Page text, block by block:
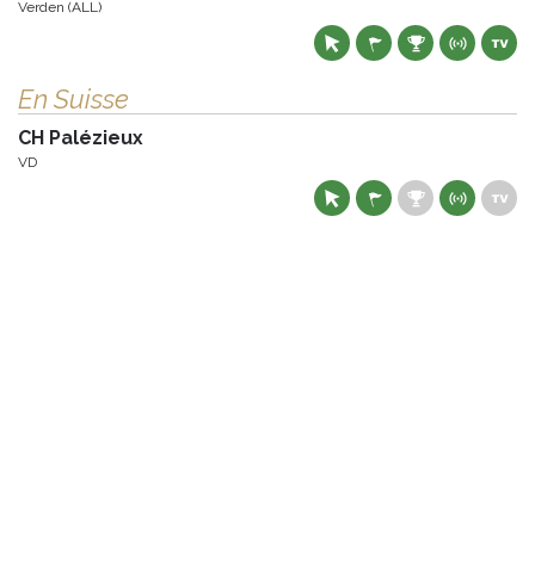
Verden (ALL)
En Suisse
CH Palézieux
VD